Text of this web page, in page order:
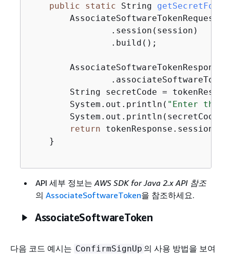
public static String
AssociateSoftwareTokenRequest
                .session(session)
                .build();
String secretCode =
        System.out.println(
"Enter this
        System.out.println(secretCode);
return tokenResponse.session();
    }
API 세부 정보는AWS SDK for Java 2.x API 참조
의 AssociateSoftwareToken을 참조하세요.
AssociateSoftwareToken
다음 코드 예시는 ConfirmSignUp 의 사용 방법을 보여